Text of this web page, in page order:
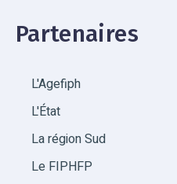
Partenaires
L'Agefiph
L'État
La région Sud
Le FIPHFP